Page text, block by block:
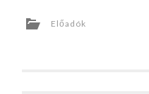
Előadók